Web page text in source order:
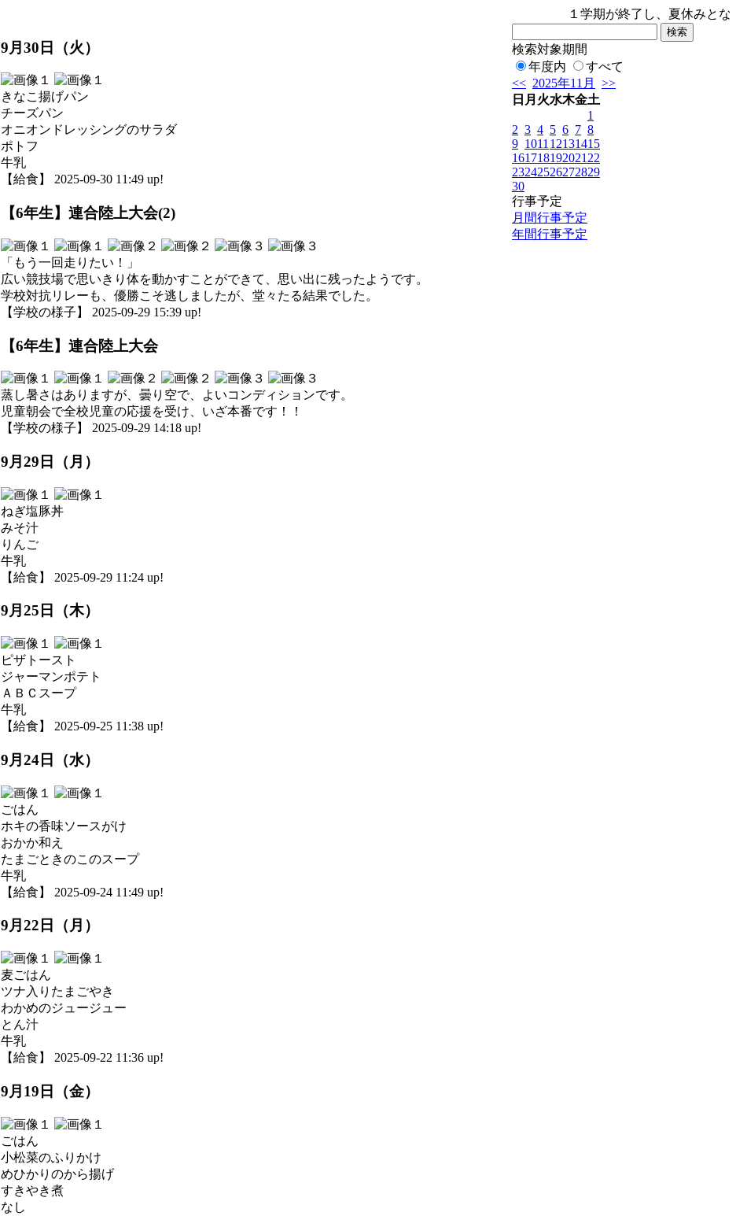
１学期が終了し、夏休みとなり
9月30日（火）
きなこ揚げパン
チーズパン
オニオンドレッシングのサラダ
ポトフ
牛乳
【給食】 2025-09-30 11:49 up!
【6年生】連合陸上大会(2)
「もう一回走りたい！」
広い競技場で思いきり体を動かすことができて、思い出に残ったようです。
学校対抗リレーも、優勝こそ逃しましたが、堂々たる結果でした。
【学校の様子】 2025-09-29 15:39 up!
【6年生】連合陸上大会
蒸し暑さはありますが、曇り空で、よいコンディションです。
児童朝会で全校児童の応援を受け、いざ本番です！！
【学校の様子】 2025-09-29 14:18 up!
9月29日（月）
ねぎ塩豚丼
みそ汁
りんご
牛乳
【給食】 2025-09-29 11:24 up!
9月25日（木）
ピザトースト
ジャーマンポテト
ＡＢＣスープ
牛乳
【給食】 2025-09-25 11:38 up!
9月24日（水）
ごはん
ホキの香味ソースがけ
おかか和え
たまごときのこのスープ
牛乳
【給食】 2025-09-24 11:49 up!
9月22日（月）
麦ごはん
ツナ入りたまごやき
わかめのジュージュー
とん汁
牛乳
【給食】 2025-09-22 11:36 up!
9月19日（金）
ごはん
小松菜のふりかけ
めひかりのから揚げ
すきやき煮
なし
検索対象期間
年度内
すべて
<< 2025年11月
>>
日 月 火水木金土
1
2 3 4 5 6 7 8
9 1011 12131415
161718192021 22
23242526272829
30
行事予定
月間行事予定
年間行事予定